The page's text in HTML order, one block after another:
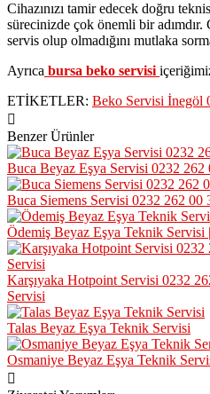
Cihazınızı tamir edecek doğru
sürecinizde çok önemli bir adımdır.
servis olup olmadığını mutlaka
Ayrıca bursa beko servisi
ETİKETLER: Beko Servisi İnegöl
Benzer Ürünler
Buca Beyaz Eşya Servisi 0232
Buca Siemens Servisi 0232 262
Ödemiş Beyaz Eşya Teknik Servisi
Karşıyaka Hotpoint Servisi 0232
Servisi
Talas Beyaz Eşya Teknik Servisi
Osmaniye Beyaz Eşya Teknik